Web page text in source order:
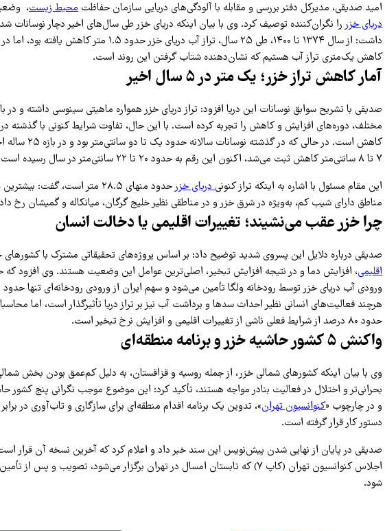
امید صدیقی، مدیرکل دفتر بررسی و مقابله با آلودگی‌های دریایی سازمان حفاظتمحیط زیست،
دریای خزررا نگران‌کننده توصیف کرد. وی با بیان اینکه دریای خزر طی سال‌های اخیر دچار نوسانات
داشت: از سال ۱۳۷۴ تا ۱۴۰۰، طی ۲۵ سال، تراز آب دریای خزر حدود
کاهش یک‌متری تراز آب هستیم که نشان‌دهنده شتاب گرفتن این روند است.
آمار کاهش تراز خزر؛ یک متر در ۵ سال اخیر
صدیقی با تشریح سوابق نوسانات این دریا افزود: تراز دریای خزر همواره ماهیتی سینوسی داشته و در
مختلف، دوره‌های افزایش و کاهش را تجربه کرده است. با این حال، تفاوت شرایط کنونی با
کاهش است. در حالی که در
۷ تا ۸ سانتی‌متر کاهش ثبت می‌شد، اکنون این رقم به حدود ۲۰ تا ۲۲ سانتی‌متر در سال رسیده است.
این مقام مسئول با اشاره به اینکه تراز کنونیدریای خزر
حدود منهای ۲۸.۵ متر است، گفت:
مناطق دارای شیب کم، به‌ویژه در شرق خزر و در مناطقی نظیر خلیج گرگان، میانکاله و گمیشان رخ
چرا خزر عقب می‌نشیند؛ تغییرات اقلیمی یا دخالت انسان
صدیقی درباره دلایل این پسروی شدید توضیح داد: بر اساس پروژه‌های تحقیقاتی مشترک با
اقلیمی
هرچند فعالیت‌های انسانی نظیر احداث سدها و برداشت آب نیز بر تراز دریا تأثیرگذار است، اما
حدود ۸۰ درصد از شرایط فعلی ناشی از تغییرات اقلیمی و افزایش نرخ تبخیر است.
واکنش ۵ کشور حاشیه خزر و برنامه منطقه‌ای
وی با بیان اینکه کشورهای شمالی خزر، از جمله روسیه و قزاقستان، به دلیل کم‌عمق بودن بخش
بحرانی‌تر و اختلال در فعالیت بنادر مواجه هستند، تأکید کرد: این موضوع موجب نگرانی پنج کشور
و در چارچوب «کنوانسیون تهران»، تدوین یک برنامه اقدام منطقه‌ای برای سازگاری و تاب‌آوری در
دستور کار قرار گرفته است.
صدیقی در پایان از نهایی شدن پیش‌نویس این سند خبر داد و اعلام کرد که آخرین نسخه آن قرار
اجلاس کنوانسیون تهران (کاپ ۷) که تابستان امسال در تهران برگزار می‌شود، تصویب و پس از
شود.